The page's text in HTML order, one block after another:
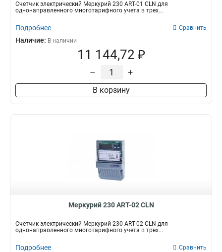
Счетчик электрический Меркурий 230 АRT-01 СLN для
однонаправленного многотарифного учета в трех...
Подробнее Сравнить
Наличие: В наличии
11 144,72 ₽
– +
В корзину
Меркурий 230 АRT-02 СLN
Счетчик электрический Меркурий 230 АRT-02 СLN для
однонаправленного многотарифного учета в трех...
Подробнее Сравнить